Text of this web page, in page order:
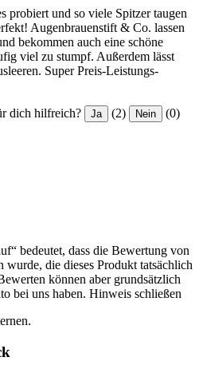
probiert und so viele Spitzer taugen
Augenbrauenstift & Co. lassen
bekommen auch eine schöne
viel zu stumpf. Außerdem lässt
Super Preis-Leistungs-
dich hilfreich? Ja (2) Nein (0)
bedeutet, dass die Bewertung von
wurde, die dieses Produkt tatsächlich
können aber grundsätzlich
bei uns haben. Hinweis schließen